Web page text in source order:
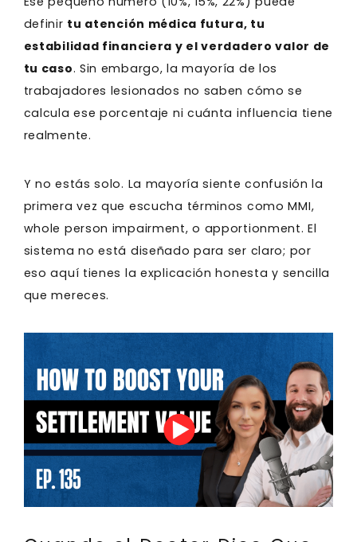
definir tu atención médica futura, tu
estabilidad financiera y el verdadero valor de
tu caso. Sin embargo, la mayoría de los
trabajadores lesionados no saben cómo se
calcula ese porcentaje ni cuánta influencia tiene
realmente.
Y no estás solo. La mayoría siente confusión la
primera vez que escucha términos como MMI,
whole person impairment, o apportionment. El
sistema no está diseñado para ser claro; por
eso aquí tienes la explicación honesta y sencilla
que mereces.